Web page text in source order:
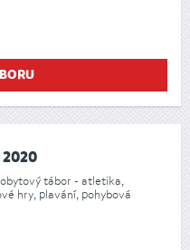
2020
tábor - atletika,
hry, plavání, pohybová